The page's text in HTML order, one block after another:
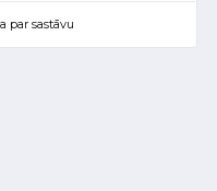
par sastāvu